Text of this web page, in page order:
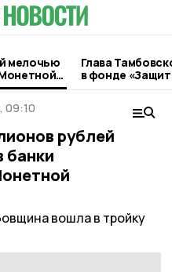
мелочью
Глава
в фонде
09:10
рублей
банки
вошла в тройку